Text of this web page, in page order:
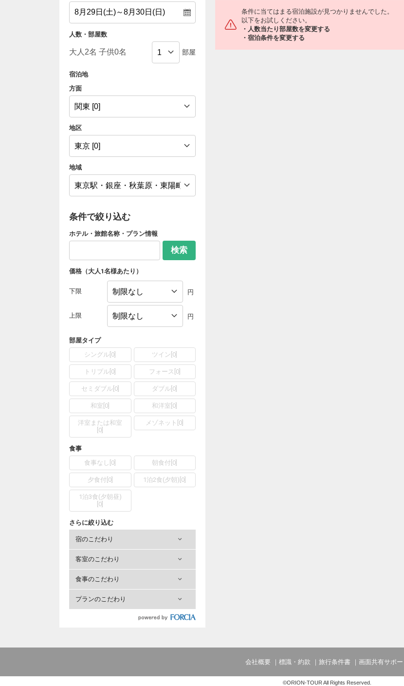
人数・部屋数
部屋
宿泊地
方面
地区
地域
条件で絞り込む
ホテル・旅館名称・プラン情報
検索
価格（大人1名様あたり）
下限 円
上限 円
部屋タイプ
シングル 0 ツイン 0
トリプル 0 フォース 0]
セミダブル[ 0] ダブル 0
和室 0 和洋室 0
洋室または和室
0
メゾネット 0
食事
食事なし 0 朝食付 0
夕食付 0] 1泊2食(夕朝) 0
1泊3食(夕朝昼)
0
さらに絞り込む
宿のこだわり
客室のこだわり
食事のこだわり
プランのこだわり
条件に当てはまる宿泊施設が見つかりませんでした。
以下をお試しください。
・人数当たり部屋数を変更する
・宿泊条件を変更する
会社概要 標識・約款 旅行条件書 画面共有サポー
©ORION-TOUR All Rights Reserved.